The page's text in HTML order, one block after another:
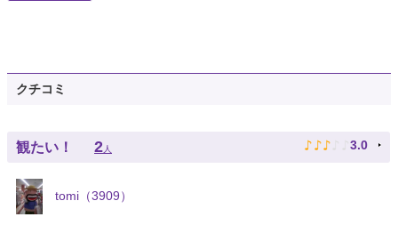
クチコミ
観たい！ 2人 ♪ ♪ ♪ ♪ ♪ 3.0
tomi（3909）